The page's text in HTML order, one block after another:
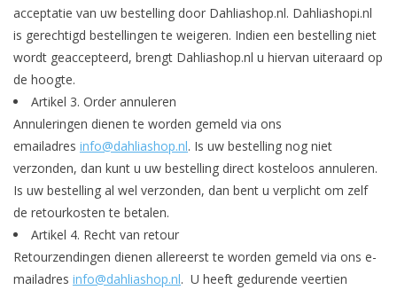
acceptatie van uw bestelling door Dahliashop.nl. Dahliashopi.nl
is gerechtigd bestellingen te weigeren. Indien een bestelling niet
wordt geaccepteerd, brengt Dahliashop.nl u hiervan uiteraard op
de hoogte.
Artikel 3. Order annuleren
Annuleringen dienen te worden gemeld via ons
emailadres info@dahliashop.nl. Is uw bestelling nog niet
verzonden, dan kunt u uw bestelling direct kosteloos annuleren.
Is uw bestelling al wel verzonden, dan bent u verplicht om zelf
de retourkosten te betalen.
Artikel 4. Recht van retour
Retourzendingen dienen allereerst te worden gemeld via ons e-
mailadres info@dahliashop.nl. U heeft gedurende veertien